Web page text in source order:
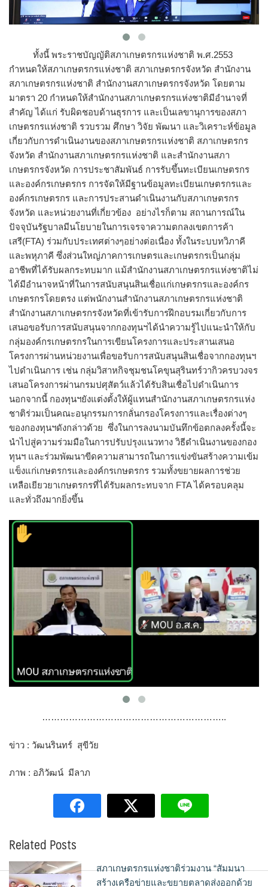
ทั้งนี้ พระราชบัญญัติสภาเกษตรกรแห่งชาติ พ.ศ.2553
กำหนดให้สภาเกษตรกรแห่งชาติ สภาเกษตรกรจังหวัด สำนักงาน
สภาเกษตรกรแห่งชาติ สำนักงานสภาเกษตรกรจังหวัด โดยตาม
มาตรา 20 กำหนดให้สำนักงานสภาเกษตรกรแห่งชาติมีอำนาจที่
สำคัญ ได้แก่ รับผิดชอบด้านธุรการ และเป็นเลขานุการของสภา
เกษตรกรแห่งชาติ รวบรวม ศึกษา วิจัย พัฒนา และวิเคราะห์ข้อมูล
เกี่ยวกับการดำเนินงานของสภาเกษตรกรแห่งชาติ สภาเกษตรกร
จังหวัด สำนักงานสภาเกษตรกรแห่งชาติ และสำนักงานสภา
เกษตรกรจังหวัด การประชาสัมพันธ์ การรับขึ้นทะเบียนเกษตรกร
และองค์กรเกษตรกร การจัดให้มีฐานข้อมูลทะเบียนเกษตรกรและ
องค์กรเกษตรกร และการประสานดำเนินงานกับสภาเกษตรกร
จังหวัด และหน่วยงานที่เกี่ยวข้อง อย่างไรก็ตาม สถานการณ์ใน
ปัจจุบันรัฐบาลมีนโยบายในการเจรจาความตกลงเขตการค้า
เสรี(FTA) ร่วมกับประเทศต่างๆอย่างต่อเนื่อง ทั้งในระบบทวิภาคี
และพหุภาคี ซึ่งส่วนใหญ่ภาคการเกษตรและเกษตรกรเป็นกลุ่ม
อาชีพที่ได้รับผลกระทบมาก แม้สำนักงานสภาเกษตรกรแห่งชาติไม่
ได้มีอำนาจหน้าที่ในการสนับสนุนสินเชื่อแก่เกษตรกรและองค์กร
เกษตรกรโดยตรง แต่พนักงานสำนักงานสภาเกษตรกรแห่งชาติ
สำนักงานสภาเกษตรกรจังหวัดที่เข้ารับการฝึกอบรมเกี่ยวกับการ
เสนอขอรับการสนับสนุนจากกองทุนฯได้นำความรู้ไปแนะนำให้กับ
กลุ่มองค์กรเกษตรกรในการเขียนโครงการและประสานเสนอ
โครงการผ่านหน่วยงานเพื่อขอรับการสนับสนุนสินเชื่อจากกองทุนฯ
ไปดำเนินการ เช่น กลุ่มวิสาหกิจชุมชนโคขุนสุรินทร์วากิวครบวงจร
เสนอโครงการผ่านกรมปศุสัตว์แล้วได้รับสินเชื่อไปดำเนินการ
นอกจากนี้ กองทุนฯยังแต่งตั้งให้ผู้แทนสำนักงานสภาเกษตรกรแห่ง
ชาติร่วมเป็นคณะอนุกรรมการกลั่นกรองโครงการและเรื่องต่างๆ
ของกองทุนฯดังกล่าวด้วย ซึ่งในการลงนามบันทึกข้อตกลงครั้งนี้จะ
นำไปสู่ความร่วมมือในการปรับปรุงแนวทาง วิธีดำเนินงานของกอง
ทุนฯ และร่วมพัฒนาขีดความสามารถในการแข่งขันสร้างความเข้ม
แข็งแก่เกษตรกรและองค์กรเกษตรกร รวมทั้งขยายผลการช่วย
เหลือเยียวยาเกษตรกรที่ได้รับผลกระทบจาก FTA ได้ครอบคลุม
และทั่วถึงมากยิ่งขึ้น
……………………………………………………..
ข่าว : วัฒนรินทร์ สุขีวัย
ภาพ : อภิวัฒน์ มีลาภ
Related Posts
สภาเกษตรกรแห่งชาติร่วมงาน “สัมมนา
สร้างเครือข่ายและขยายตลาดส่งออกด้วย